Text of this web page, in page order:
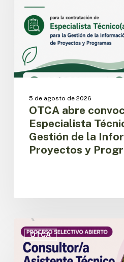
Gestión
Información
de
Programas
5 de agosto de 2026
OTCA abre
Especialista
Gestión de la
Proyectos y
OTCA
OTCA
abre
convocatoria
para